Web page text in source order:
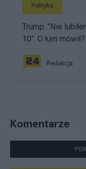
Polityka
Trump: "Nie
10". O kim mówił?
Redakcja
Komentarze